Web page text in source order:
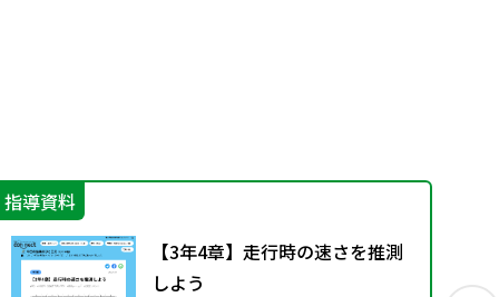
指導資料
【3年4章】走行時の速さを推測
しよう